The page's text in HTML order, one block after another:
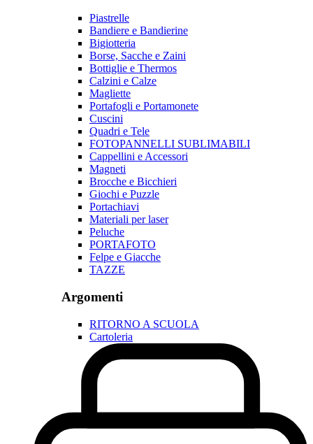
Piastrelle
Bandiere e Bandierine
Bigiotteria
Borse, Sacche e Zaini
Bottiglie e Thermos
Calzini e Calze
Magliette
Portafogli e Portamonete
Cuscini
Quadri e Tele
FOTOPANNELLI SUBLIMABILI
Cappellini e Accessori
Magneti
Brocche e Bicchieri
Giochi e Puzzle
Portachiavi
Materiali per laser
Peluche
PORTAFOTO
Felpe e Giacche
TAZZE
Argomenti
RITORNO A SCUOLA
Cartoleria